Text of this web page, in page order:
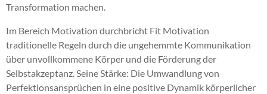
Transformation machen.
Im Bereich Motivation durchbricht Fit Motivation
traditionelle Regeln durch die ungehemmte Kommunikation
über unvollkommene Körper und die Förderung der
Selbstakzeptanz. Seine Stärke: Die Umwandlung von
Perfektionsansprüchen in eine positive Dynamik körperlicher